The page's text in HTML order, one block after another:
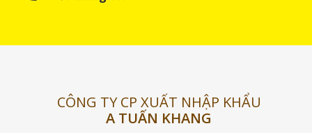
CÔNG TY CP XUẤT NHẬP KHẨU
A TUẤN KHANG